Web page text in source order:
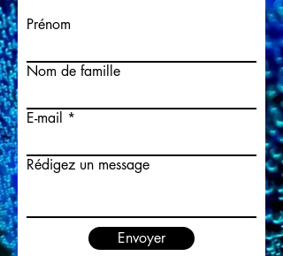
Prénom
Nom de famille
E-mail
Rédigez un message
Envoyer